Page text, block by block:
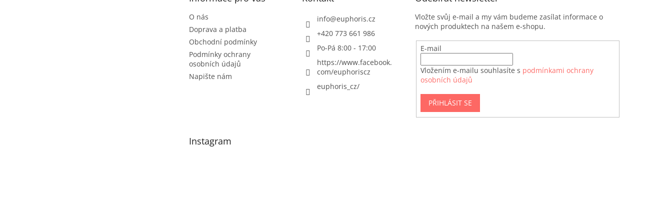
O nás
Doprava a platba
Obchodní podmínky
Podmínky ochrany
osobních údajů
Napište nám
info@euphoris.cz
+420 773 661 986
Po-Pá 8:00 - 17:00
https://www.facebook.
com/euphoriscz
euphoris_cz/
Vložte svůj e-mail a my vám budeme zasílat informace o
nových produktech na našem e-shopu.
E-mail
Vložením e-mailu souhlasíte s podmínkami ochrany
osobních údajů
PŘIHLÁSIT SE
Instagram